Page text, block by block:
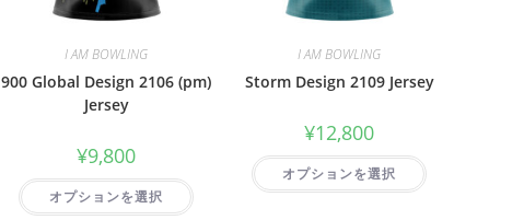
I AM BOWLING
900 Global Design 2106 (pm)
Jersey
¥9,800
オプションを選択
I AM BOWLING
Storm Design 2109 Jersey
¥12,800
オプションを選択